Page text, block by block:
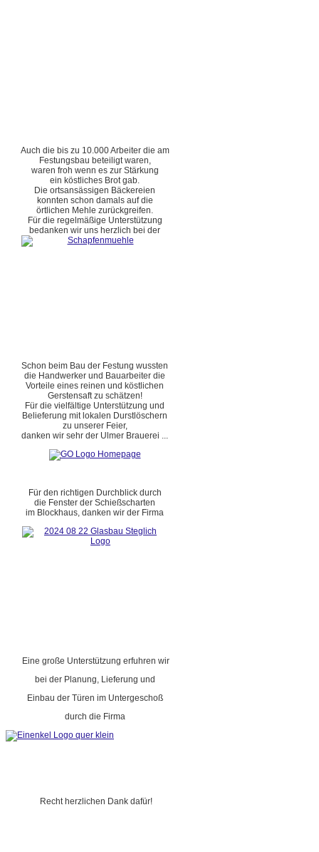
Auch die bis zu 10.000 Arbeiter die am
Festungsbau beteiligt waren,
waren froh wenn es zur Stärkung
ein köstliches Brot gab.
Die ortsansässigen Bäckereien
konnten schon damals auf die
örtlichen Mehle zurückgreifen.
Für die regelmäßige Unterstützung
bedanken wir uns herzlich bei der
Schon beim Bau der Festung wussten
die Handwerker und Bauarbeiter die
Vorteile eines reinen und köstlichen
Gerstensaft zu schätzen!
Für die vielfältige Unterstützung und
Belieferung mit lokalen Durstlöschern
zu unserer Feier,
danken wir sehr der Ulmer Brauerei ...
Für den richtigen Durchblick durch
die Fenster der Schießscharten
im Blockhaus, danken wir der Firma
Eine große Unterstützung erfuhren wir
bei der Planung, Lieferung und
Einbau der Türen im Untergeschoß
durch die Firma
Recht herzlichen Dank dafür!